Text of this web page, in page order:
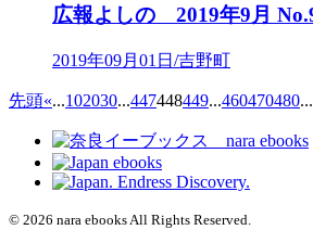
広報よしの 2019年9月
2019年09月01日/吉野町
先頭«...102030...447448449...460470480...
© 2026 nara ebooks All Rights Reserved.